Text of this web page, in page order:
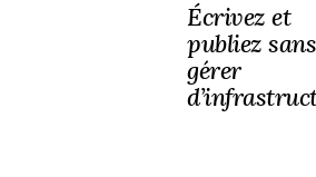
Écrivez et
publiez sans
gérer